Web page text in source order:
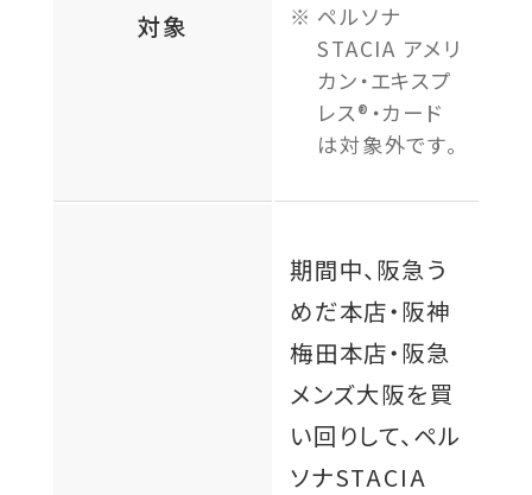
対象
ペルソナ
STACIA アメリ
カン・エキスプ
レス®・カード
は対象外です。
期間中、阪急う
めだ本店・阪神
梅田本店・阪急
メンズ大阪を買
い回りして、ペル
ソナSTACIA